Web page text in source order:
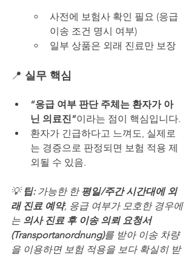
사전에 보험사 확인 필요 (응급
이송 조건 명시 여부)
일부 상품은 외래 진료만 보장
📍 실무 핵심
“응급 여부 판단 주체는 환자가 아
닌 의료진”이라는 점이 핵심입니다.
환자가 긴급하다고 느껴도, 실제로
는 경증으로 판정되면 보험 적용 제
외될 수 있음.
💡 팁: 가능한 한 평일/주간 시간대에 외
래 진료 예약, 응급 여부가 모호한 경우에
는 의사 진료 후 이송 의뢰 요청서
(Transportanordnung)를 받아 이송 차량
을 이용하면 보험 적용을 보다 확실히 받